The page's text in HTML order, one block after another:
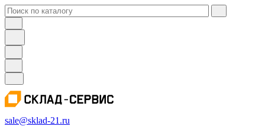
sale@sklad-21.ru